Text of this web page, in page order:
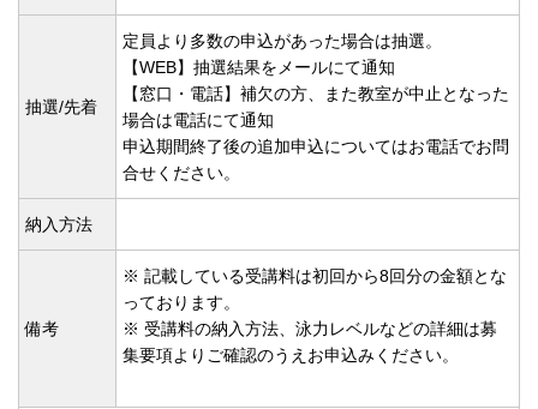
抽選/先着
定員より多数の申込があった場合は抽選。
【WEB】抽選結果をメールにて通知
【窓口・電話】補欠の方、また教室が中止となった
場合は電話にて通知
申込期間終了後の追加申込についてはお電話でお問
合せください。
納入方法
備考
※ 記載している受講料は初回から8回分の金額とな
っております。
※ 受講料の納入方法、泳力レベルなどの詳細は募
集要項よりご確認のうえお申込みください。